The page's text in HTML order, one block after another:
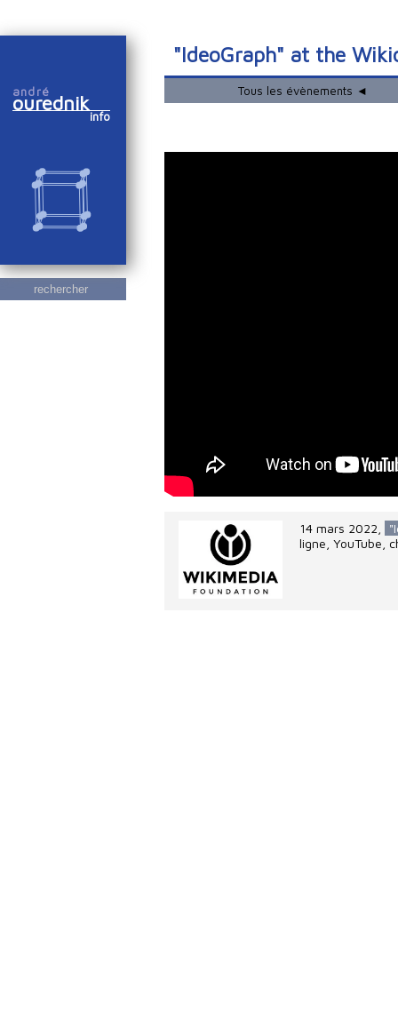
andré
ourednik
info
rechercher
"IdeoGraph" at the
Tous les évènements ◄
14 mars 2022
ligne, YouTube,